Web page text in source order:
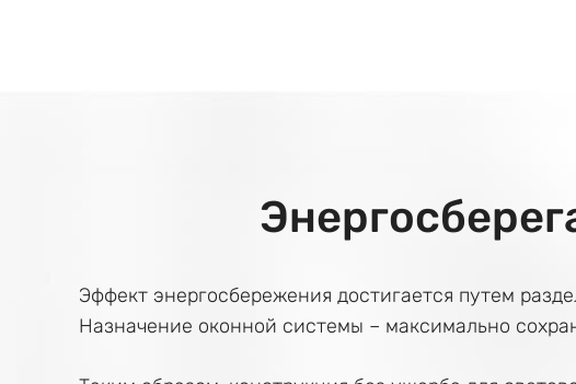
Эффект энергосбережения достигается путем
Назначение оконной системы – максимально